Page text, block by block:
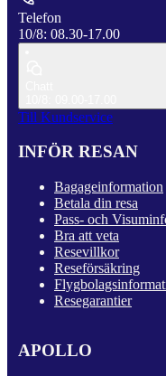
Telefon
10/8: 08.30-17.00
Till Kundservice
INFÖR RESAN
Bagageinformation
Betala din resa
Pass- och
Bra att veta
Resevillkor
Reseförsäkring
Resegarantier
APOLLO